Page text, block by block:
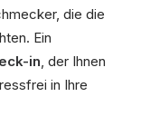
die die
Ein
in, der Ihnen
in Ihre